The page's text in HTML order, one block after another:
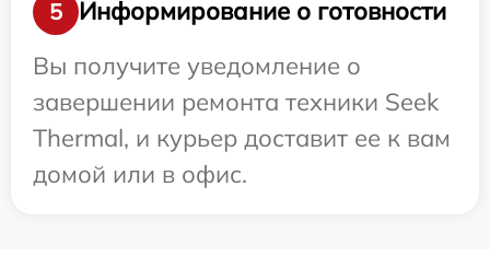
5
Информирование о готовности
Вы получите уведомление о
завершении ремонта техники Seek
Thermal, и курьер доставит ее к вам
домой или в офис.